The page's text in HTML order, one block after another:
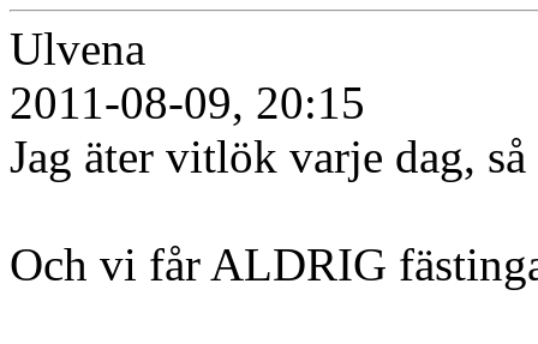
Ulvena
2011-08-09, 20:15
Jag äter vitlök varje dag,
Och vi får ALDRIG